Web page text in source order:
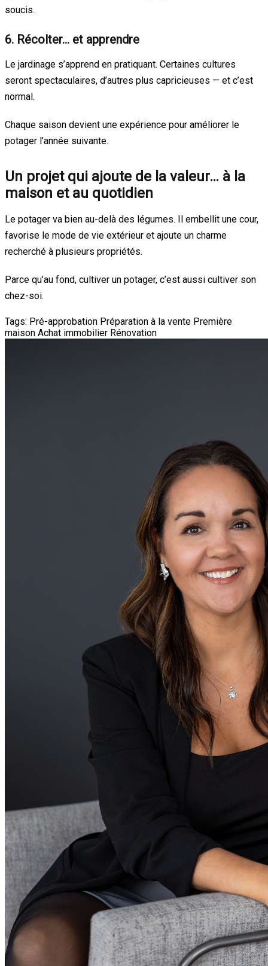
soucis.
6. Récolter… et apprendre
Le jardinage s’apprend en pratiquant. Certaines cultures
seront spectaculaires, d’autres plus capricieuses — et c’est
normal.
Chaque saison devient une expérience pour améliorer le
potager l’année suivante.
Un projet qui ajoute de la valeur… à la
maison et au quotidien
Le potager va bien au-delà des légumes. Il embellit une cour,
favorise le mode de vie extérieur et ajoute un charme
recherché à plusieurs propriétés.
Parce qu’au fond, cultiver un potager, c’est aussi cultiver son
chez-soi.
Tags: Pré-approbation Préparation à la vente Première
maison Achat immobilier Rénovation